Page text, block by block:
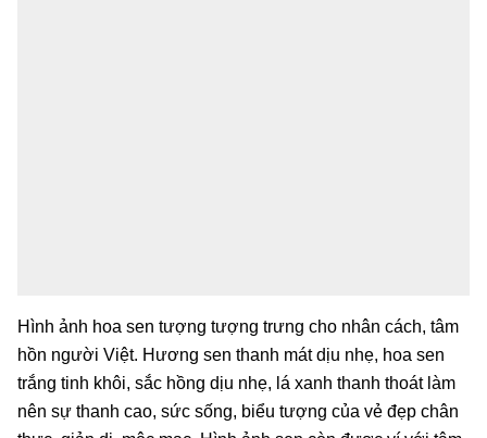
Hình ảnh hoa sen tượng tượng trưng cho nhân cách, tâm
hồn người Việt. Hương sen thanh mát dịu nhẹ, hoa sen
trắng tinh khôi, sắc hồng dịu nhẹ, lá xanh thanh thoát làm
nên sự thanh cao, sức sống, biểu tượng của vẻ đẹp chân